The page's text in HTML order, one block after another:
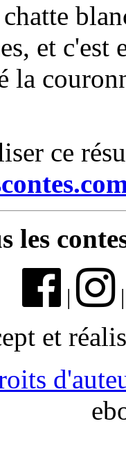
et c'est
la
ce
les
|
et